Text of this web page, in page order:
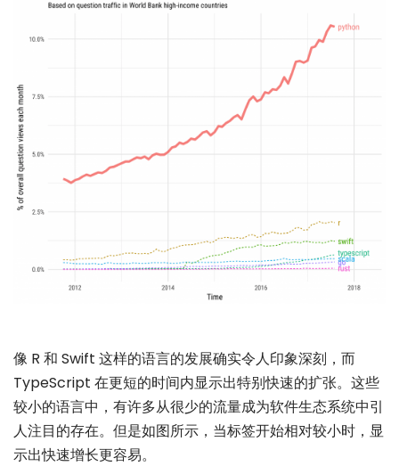
像 R 和 Swift 这样的语言的发展确实令人印象深刻，而
TypeScript 在更短的时间内显示出特别快速的扩张。这些
较小的语言中，有许多从很少的流量成为软件生态系统中引
人注目的存在。但是如图所示，当标签开始相对较小时，显
示出快速增长更容易。